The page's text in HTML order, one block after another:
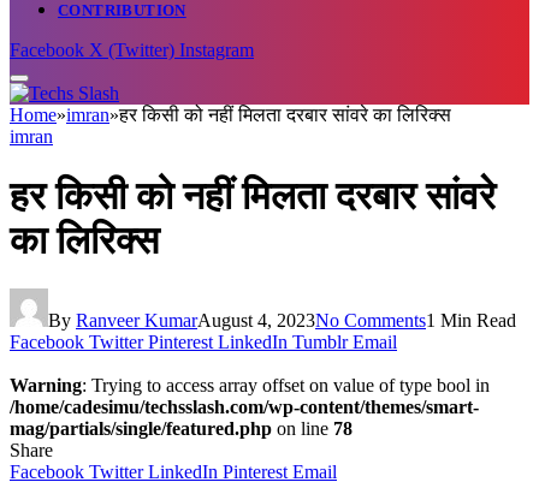
CONTRIBUTION
Facebook X (Twitter) Instagram
Home»imran»हर किसी को नहीं मिलता दरबार सांवरे का लिरिक्स
imran
हर किसी को नहीं मिलता दरबार सांवरे
का लिरिक्स
By Ranveer KumarAugust 4, 2023No Comments1 Min Read
Facebook Twitter Pinterest LinkedIn Tumblr Email
Warning: Trying to access array offset on value of type bool in
/home/cadesimu/techsslash.com/wp-content/themes/smart-
mag/partials/single/featured.php on line 78
Share
Facebook Twitter LinkedIn Pinterest Email